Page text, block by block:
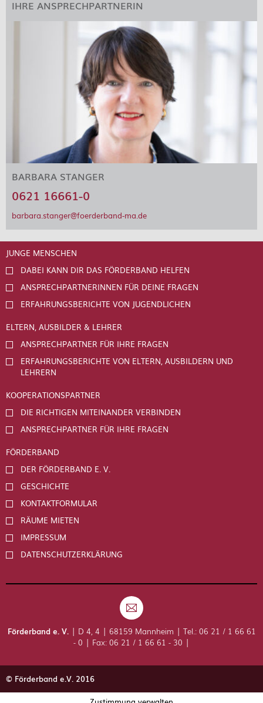
IHRE ANSPRECHPARTNERIN
BARBARA STANGER
0621 16661-0
barbara.stanger@foerderband-ma.de
JUNGE MENSCHEN
DABEI KANN DIR DAS FÖRDERBAND HELFEN
ANSPRECHPARTNERINNEN FÜR DEINE FRAGEN
ERFAHRUNGSBERICHTE VON JUGENDLICHEN
ELTERN, AUSBILDER & LEHRER
ANSPRECHPARTNER FÜR IHRE FRAGEN
ERFAHRUNGSBERICHTE VON ELTERN, AUSBILDERN UND
LEHRERN
KOOPERATIONSPARTNER
DIE RICHTIGEN MITEINANDER VERBINDEN
ANSPRECHPARTNER FÜR IHRE FRAGEN
FÖRDERBAND
DER FÖRDERBAND E. V.
GESCHICHTE
KONTAKTFORMULAR
RÄUME MIETEN
IMPRESSUM
DATENSCHUTZERKLÄRUNG
Förderband e. V.| D 4, 4 | 68159 Mannheim | Tel.: 06 21 / 1 66 61
- 0 | Fax: 06 21 / 1 66 61 - 30 |
© Förderband e.V. 2016